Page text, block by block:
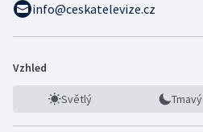
info@ceskatelevize.cz
Vzhled
Světlý Tmavý